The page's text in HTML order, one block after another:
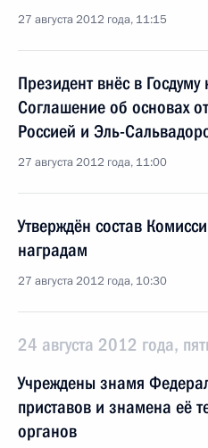
27 августа 2012 года, 11:15
Президент внёс в
Соглашение об основах
Россией и Эль-
27 августа 2012 года, 11:00
Утверждён состав
наградам
27 августа 2012 года, 10:30
24 августа 2012 года,
Учреждены знамя
приставов и знамена её
органов